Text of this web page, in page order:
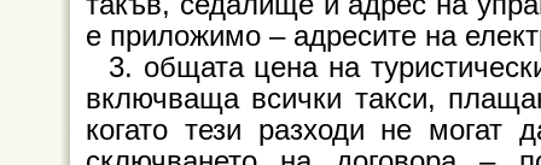
е приложимо – адресите на
3. общата цена на
включваща всички такси,
когато тези разходи не могат